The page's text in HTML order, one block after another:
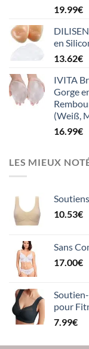
19.99€
en
13.62€
IVITA
Gorge
(Weiß,
16.99€
LES MIEUX
10.53€
Sans
17.00€
pour
7.99€